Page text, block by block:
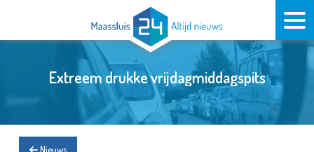
Extreem drukke vrijdagmiddagspits
Nieuws